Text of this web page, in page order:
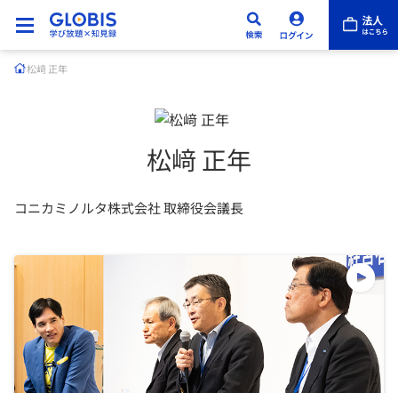
松﨑 正年
松﨑 正年
コニカミノルタ株式会社 取締役会議長